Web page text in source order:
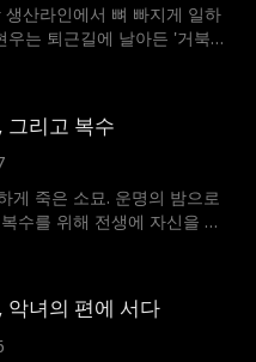
생산라인에서 뼈 빠지게 일하
우는 퇴근길에 날아든 '거북이
계모 최수진의 가스라이팅
낙인찍힌 재벌가 장남이었
동안 처가 식구들에게 온갖
, 아내 윤서린과 장모 박미정
가슴 벅찬 현우는 결국 마음
래, 우리 모두 함께 신선이 되
그리고 복수
게 죽은 소묘. 운명의 밤으로
수를 위해 전생에 자신을 지
악녀의 편에 서다